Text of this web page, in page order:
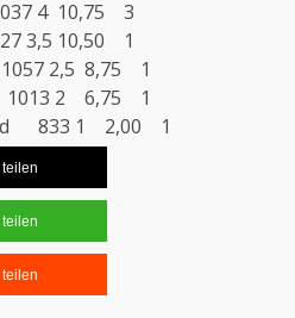
4 10,75 3
10,50 1
2,5 8,75 1
2 6,75 1
833 1 2,00 1
teilen
teilen
teilen